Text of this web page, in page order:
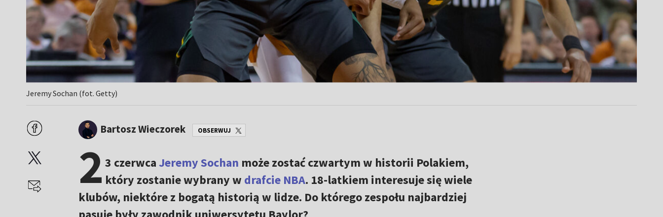
Jeremy Sochan (fot. Getty)
Bartosz Wieczorek OBSERWUJ
2 3 czerwcaJeremy Sochan może zostać czwartym w historii Polakiem,
który zostanie wybrany w drafcie NBA. 18-latkiem interesuje się wiele
klubów, niektóre z bogatą historią w lidze. Do którego zespołu najbardziej